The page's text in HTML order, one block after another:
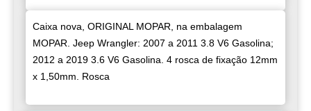
Caixa nova, ORIGINAL MOPAR, na embalagem
MOPAR. Jeep Wrangler: 2007 a 2011 3.8 V6 Gasolina;
2012 a 2019 3.6 V6 Gasolina. 4 rosca de fixação 12mm
x 1,50mm. Rosca